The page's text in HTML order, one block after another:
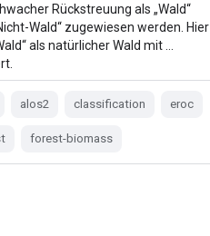
Rückstreuung als „Wald“
Wald“ zugewiesen werden. Hier
als natürlicher Wald mit …
alos2 classification eroc
forest-biomass